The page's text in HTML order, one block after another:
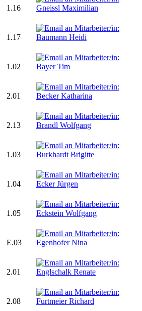
1.16
1.17
1.02
2.01
2.13
1.03
1.04
1.05
E.03
2.01
2.08